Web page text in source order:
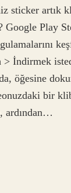
sticker artık
Play
> İndirmek
öğesine
bir
ardından…